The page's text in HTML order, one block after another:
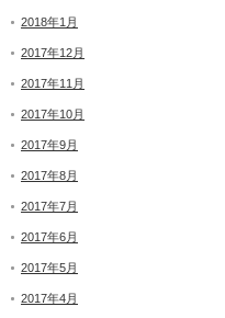
2018年1月
2017年12月
2017年11月
2017年10月
2017年9月
2017年8月
2017年7月
2017年6月
2017年5月
2017年4月